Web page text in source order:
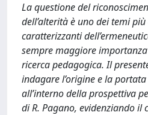
La questione del
dell’alterità è uno dei temi
caratterizzanti
sempre maggiore
ricerca pedagogica. Il
indagare l’origine e la
all’interno della prospettiva
di R. Pagano, evidenziando